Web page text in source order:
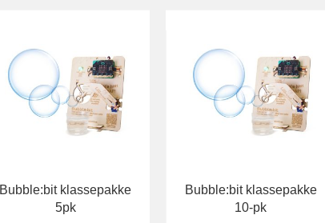
Bubble:bit klassepakke
5pk
Bubble:bit klassepakke
10-pk